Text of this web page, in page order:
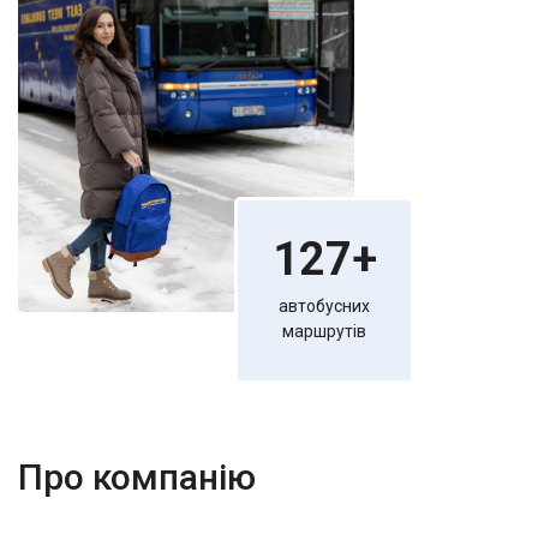
127+
автобусних
маршрутів
Про компанію